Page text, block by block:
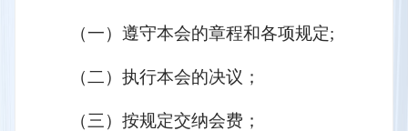
（一）遵守本会的章程和各项规定;
（二）执行本会的决议；
（三）按规定交纳会费；